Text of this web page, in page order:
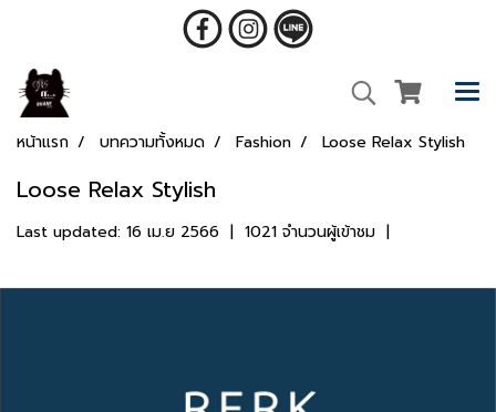
หน้าแรก บทความทั้งหมด Fashion Loose Relax Stylish
Loose Relax Stylish
Last updated: 16 เม.ย 2566 | 1021 จำนวนผู้เข้าชม |